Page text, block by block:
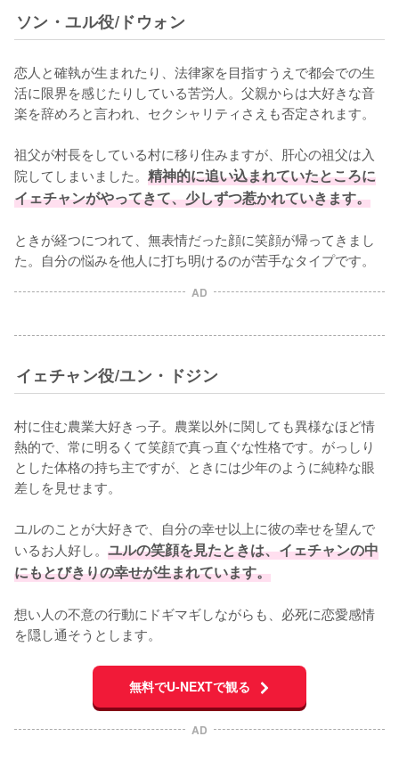
ソン・ユル役/ドウォン
恋人と確執が生まれたり、法律家を目指すうえで都会での生
活に限界を感じたりしている苦労人。父親からは大好きな音
楽を辞めろと言われ、セクシャリティさえも否定されます。
祖父が村長をしている村に移り住みますが、肝心の祖父は入
院してしまいました。 精神的に追い込まれていたところに
イェチャンがやってきて、少しずつ惹かれていきます。
ときが経つにつれて、無表情だった顔に笑顔が帰ってきまし
た。自分の悩みを他人に打ち明けるのが苦手なタイプです。
AD
イェチャン役/ユン・ドジン
村に住む農業大好きっ子。農業以外に関しても異様なほど情
熱的で、常に明るくて笑顔で真っ直ぐな性格です。がっしり
とした体格の持ち主ですが、ときには少年のように純粋な眼
差しを見せます。
ユルのことが大好きで、自分の幸せ以上に彼の幸せを望んで
いるお人好し。 ユルの笑顔を見たときは、イェチャンの中
にもとびきりの幸せが生まれています。
想い人の不意の行動にドギマギしながらも、必死に恋愛感情
を隠し通そうとします。
無料でU-NEXTで観る
AD